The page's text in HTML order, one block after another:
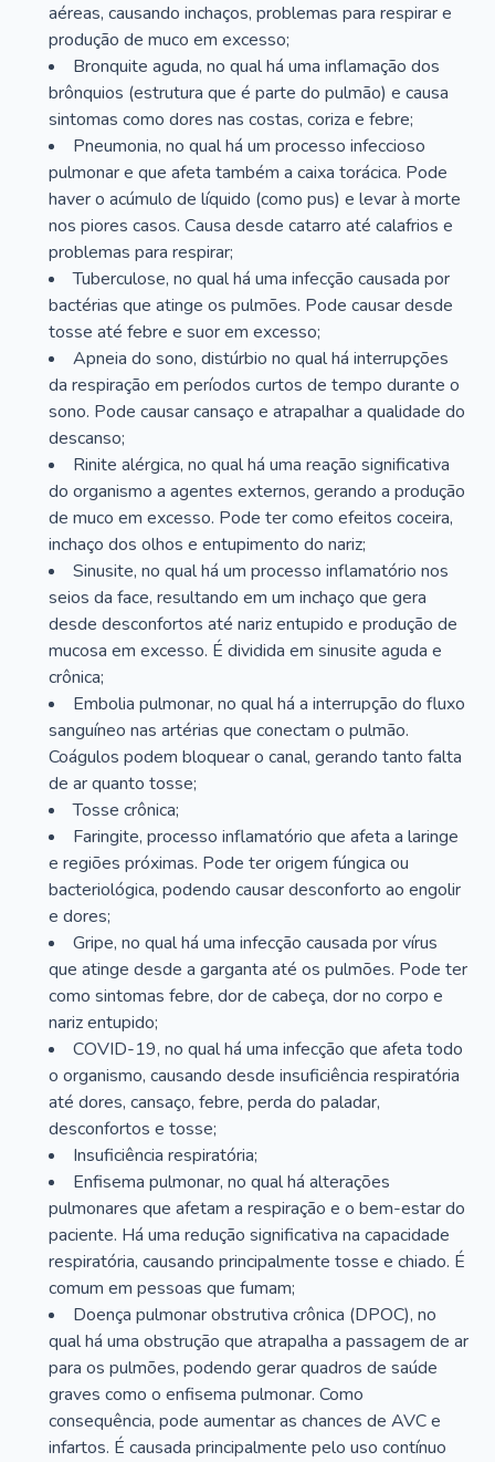
aéreas, causando inchaços, problemas para respirar e
produção de muco em excesso;
Bronquite aguda, no qual há uma inflamação dos
brônquios (estrutura que é parte do pulmão) e causa
sintomas como dores nas costas, coriza e febre;
Pneumonia, no qual há um processo infeccioso
pulmonar e que afeta também a caixa torácica. Pode
haver o acúmulo de líquido (como pus) e levar à morte
nos piores casos. Causa desde catarro até calafrios e
problemas para respirar;
Tuberculose, no qual há uma infecção causada por
bactérias que atinge os pulmões. Pode causar desde
tosse até febre e suor em excesso;
Apneia do sono, distúrbio no qual há interrupções
da respiração em períodos curtos de tempo durante o
sono. Pode causar cansaço e atrapalhar a qualidade do
descanso;
Rinite alérgica, no qual há uma reação significativa
do organismo a agentes externos, gerando a produção
de muco em excesso. Pode ter como efeitos coceira,
inchaço dos olhos e entupimento do nariz;
Sinusite, no qual há um processo inflamatório nos
seios da face, resultando em um inchaço que gera
desde desconfortos até nariz entupido e produção de
mucosa em excesso. É dividida em sinusite aguda e
crônica;
Embolia pulmonar, no qual há a interrupção do fluxo
sanguíneo nas artérias que conectam o pulmão.
Coágulos podem bloquear o canal, gerando tanto falta
de ar quanto tosse;
Tosse crônica;
Faringite, processo inflamatório que afeta a laringe
e regiões próximas. Pode ter origem fúngica ou
bacteriológica, podendo causar desconforto ao engolir
e dores;
Gripe, no qual há uma infecção causada por vírus
que atinge desde a garganta até os pulmões. Pode ter
como sintomas febre, dor de cabeça, dor no corpo e
nariz entupido;
COVID-19, no qual há uma infecção que afeta todo
o organismo, causando desde insuficiência respiratória
até dores, cansaço, febre, perda do paladar,
desconfortos e tosse;
Insuficiência respiratória;
Enfisema pulmonar, no qual há alterações
pulmonares que afetam a respiração e o bem-estar do
paciente. Há uma redução significativa na capacidade
respiratória, causando principalmente tosse e chiado. É
comum em pessoas que fumam;
Doença pulmonar obstrutiva crônica (DPOC), no
qual há uma obstrução que atrapalha a passagem de ar
para os pulmões, podendo gerar quadros de saúde
graves como o enfisema pulmonar. Como
consequência, pode aumentar as chances de AVC e
infartos. É causada principalmente pelo uso contínuo